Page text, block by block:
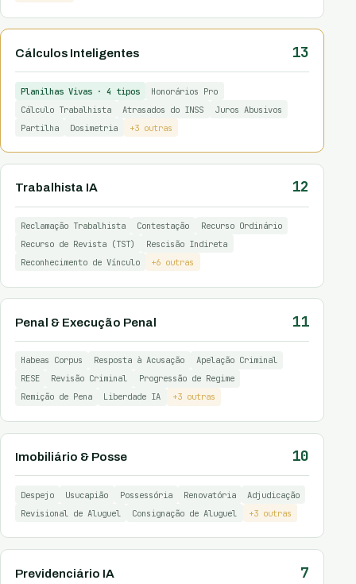
Cálculos Inteligentes 13
Planilhas Vivas · 4 tipos
Honorários Pro
Cálculo Trabalhista
Atrasados do INSS
Juros Abusivos
Partilha
Dosimetria +3 outras
Trabalhista IA 12
Reclamação Trabalhista Contestação
Recurso Ordinário
Recurso de Revista (TST)
Rescisão Indireta
Reconhecimento de Vínculo
+6 outras
Penal & Execução Penal 11
Habeas Corpus Resposta à Acusação
Apelação Criminal
RESE
Revisão Criminal
Progressão de Regime
Remição de Pena
Liberdade IA +3 outras
Imobiliário & Posse 10
Despejo Usucapião Possessória Renovatória
Adjudicação
Revisional de Aluguel
Consignação de Aluguel +3 outras
Previdenciário IA 7